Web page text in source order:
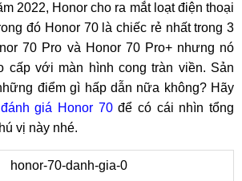
2022, Honor cho ra mắt loạt điện thoại
đó Honor 70 là chiếc rẻ nhất trong 3
70 Pro và Honor 70 Pro+ nhưng nó
cấp với màn hình cong tràn viền. Sản
điểm gì hấp dẫn nữa không? Hãy
đánh giá Honor 70để có cái nhìn tổng
vị này nhé.